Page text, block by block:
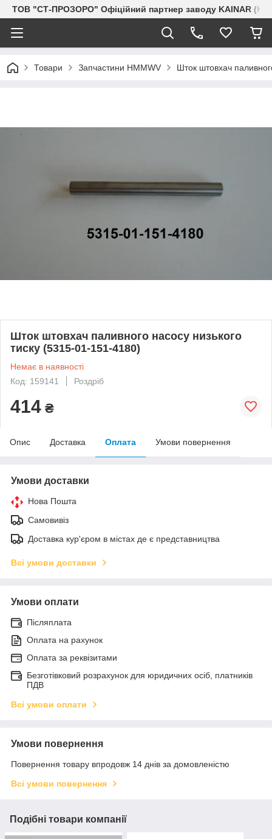
ТОВ "СТ-ПРОЗОРО" Офіційний партнер заводу KAINAR
Товари Запчастини HMMWV Шток штовхач
Шток штовхач паливного насосу низького
тиску (5315-01-151-4180)
Немає в наявності
Код: 159141
Роздріб
414 ₴
Опис Доставка Оплата Умови повернення
Умови доставки
Нова Пошта
Самовивіз
Доставка кур'єром в містах де є представництва
Всі умови доставки
Умови оплати
Післяплата
Оплата на рахунок
Оплата за реквізитами
Безготівковий розрахунок для юридичних осіб, платників
ПДВ
Всі умови оплати
Умови повернення
Повернення товару впродовж 14 днів за домовленістю
Всі умови повернення
Подібні товари компанії